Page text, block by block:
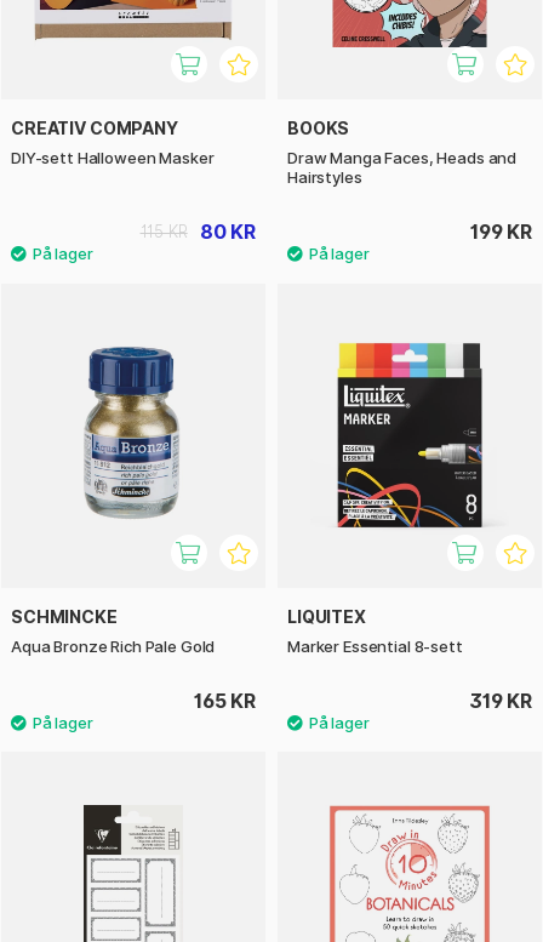
CREATIV COMPANY
DIY-sett Halloween Masker
80 KR
115 KR
BOOKS
Draw Manga Faces, Heads and
Hairstyles
199 KR
SCHMINCKE
Aqua Bronze Rich Pale Gold
165 KR
LIQUITEX
Marker Essential 8-sett
319 KR